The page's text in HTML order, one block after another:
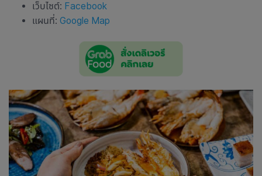
เว็บไซต์: Facebook
แผนที่: Google Map